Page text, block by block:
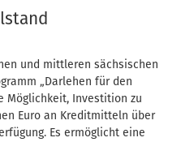
und mittleren sächsischen
„Darlehen für den
Möglichkeit, Investition zu
Euro an Kreditmitteln über
Es ermöglicht eine